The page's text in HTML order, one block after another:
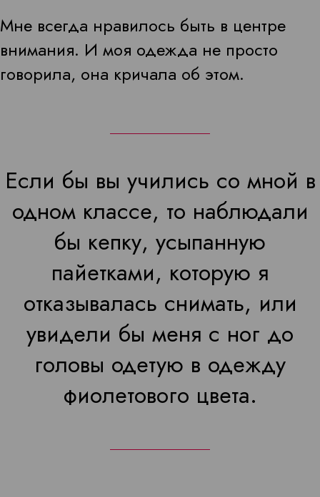
Мне всегда нравилось быть в центре
внимания. И моя одежда не просто
говорила, она кричала об этом.
Если бы вы учились со мной в
одном классе, то наблюдали
бы кепку, усыпанную
пайетками, которую я
отказывалась снимать, или
увидели бы меня с ног до
головы одетую в одежду
фиолетового цвета.